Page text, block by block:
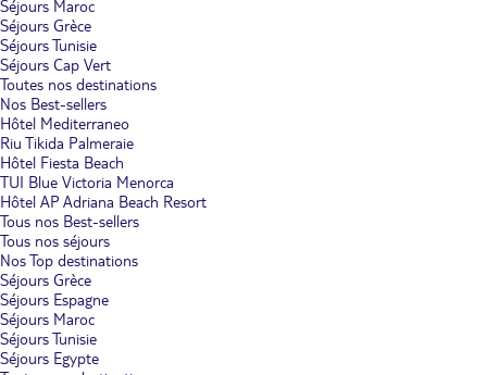
Séjours Maroc
Séjours Grèce
Séjours Tunisie
Séjours Cap Vert
Toutes nos destinations
Nos Best-sellers
Hôtel Mediterraneo
Riu Tikida Palmeraie
Hôtel Fiesta Beach
TUI Blue Victoria Menorca
Hôtel AP Adriana Beach Resort
Tous nos Best-sellers
Tous nos séjours
Nos Top destinations
Séjours Grèce
Séjours Espagne
Séjours Maroc
Séjours Tunisie
Séjours Egypte